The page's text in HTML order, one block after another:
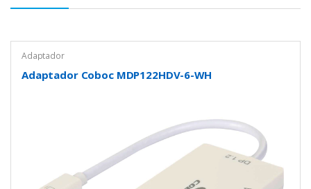
Adaptador
Adaptador Coboc MDP122HDV-6-WH